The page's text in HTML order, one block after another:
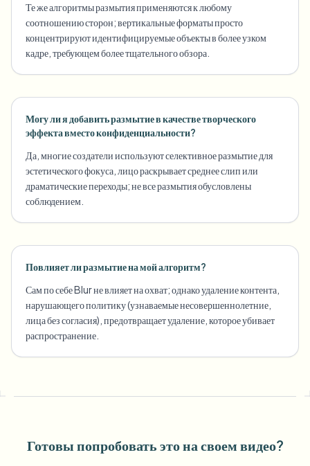
Те же алгоритмы размытия применяются к любому
соотношению сторон; вертикальные форматы просто
концентрируют идентифицируемые объекты в более узком
кадре, требующем более тщательного обзора.
Могу ли я добавить размытие в качестве творческого
эффекта вместо конфиденциальности?
Да, многие создатели используют селективное размытие для
эстетического фокуса, лицо раскрывает среднее слип или
драматические переходы; не все размытия обусловлены
соблюдением.
Повлияет ли размытие на мой алгоритм?
Сам по себе Blur не влияет на охват; однако удаление контента,
нарушающего политику (узнаваемые несовершеннолетние,
лица без согласия), предотвращает удаление, которое убивает
распространение.
Готовы попробовать это на своем видео?